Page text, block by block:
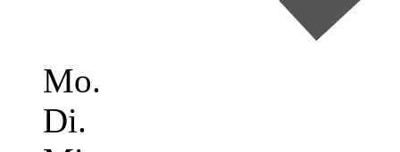
Mo.
Di.